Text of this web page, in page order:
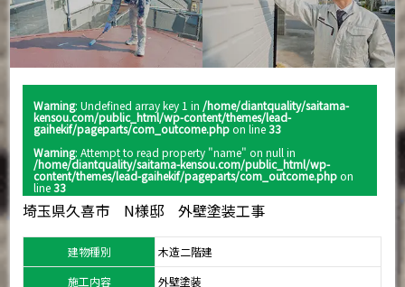
Warning : Undefined array key 1 in /home/diantquality/saitama-
kensou.com/public_html/wp-content/themes/lead-
gaihekif/pageparts/com_outcome.phpon line33
Warning : Attempt to read property "name" on null in
/home/diantquality/saitama-kensou.com/public_html/wp-
content/themes/lead-gaihekif/pageparts/com_outcome.phpon
line33
埼玉県久喜市 N様邸 外壁塗装工事
建物種別
木造二階建
施工内容
外壁塗装